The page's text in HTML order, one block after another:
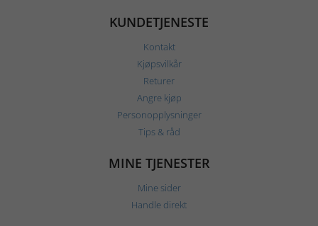
KUNDETJENESTE
Kontakt
Kjøpsvilkår
Returer
Angre kjøp
Personopplysninger
Tips & råd
MINE TJENESTER
Mine sider
Handle direkt